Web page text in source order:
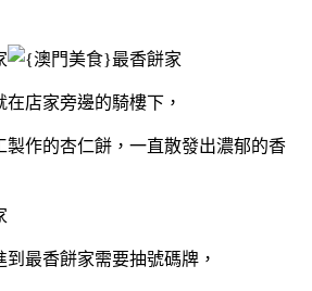
店家旁邊的騎樓下，
製作的杏仁餅，一直散發出濃郁的香
最香餅家需要抽號碼牌，